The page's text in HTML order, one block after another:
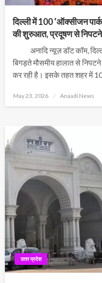
दिल्ली में 100 ‘ऑक्सीजन
की शुरुआत, प्रदूषण से निपटने
अनादि न्यूज़ डॉट कॉम,
बिगड़ते मौसमीय हालात से
कर रही है। इसके तहत शहर में
Posted
May 23, 2026 Anaadi News
उत्तर प्रदेश